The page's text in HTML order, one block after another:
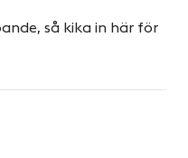
så kika in här för